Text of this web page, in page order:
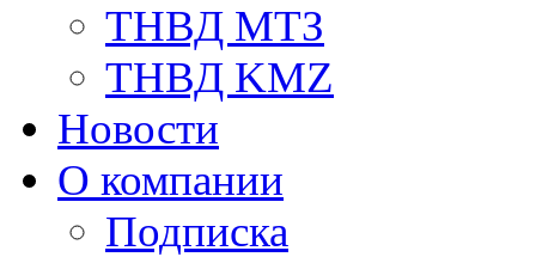
ТНВД МТЗ
ТНВД KMZ
Новости
О компании
Подписка